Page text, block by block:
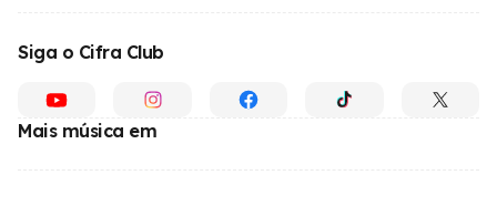
Siga o Cifra Club
Mais música em